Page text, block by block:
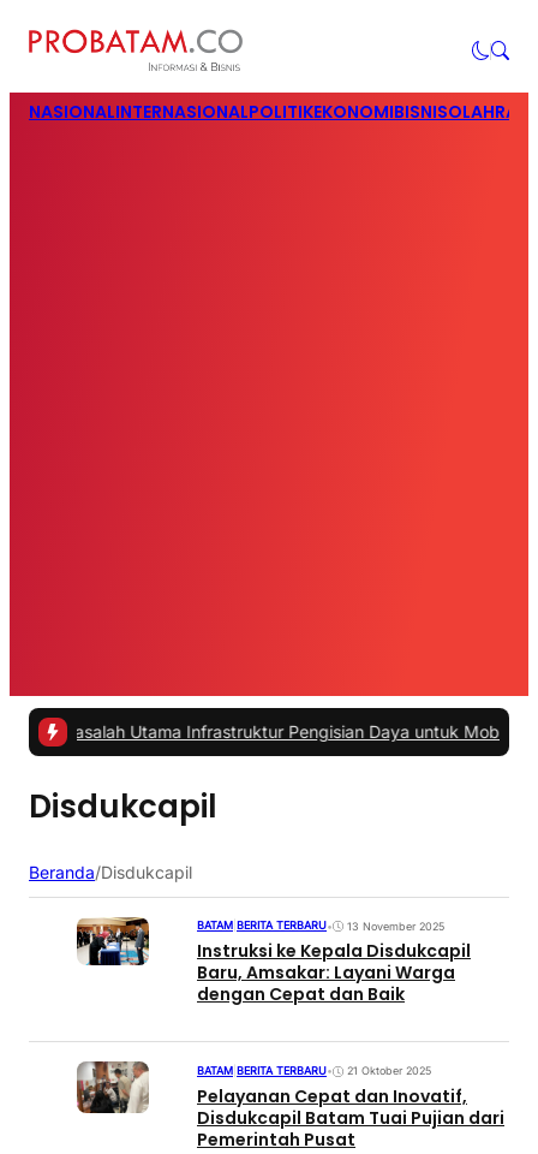
NASIONALINTERNASIONALPOLITIKEKONOMIBISNIS
Masalah Utama Infrastruktur Pengisian Daya untuk Mobil Listrik
Disdukcapil
Beranda/Disdukcapil
BATAM BERITA TERBARU• 13 November 2025
Instruksi ke Kepala Disdukcapil
Baru, Amsakar: Layani Warga
dengan Cepat dan Baik
BATAM BERITA TERBARU• 21 Oktober 2025
Pelayanan Cepat dan Inovatif,
Disdukcapil Batam Tuai Pujian dari
Pemerintah Pusat